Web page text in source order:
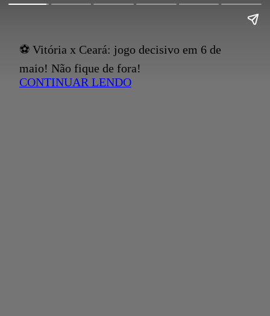
⚽ Vitória x Ceará: jogo decisivo em 6 de
maio! Não fique de fora!
CONTINUAR LENDO